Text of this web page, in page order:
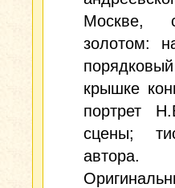
Москве,
золотом:
крышке
портрет
сцены;
автора.